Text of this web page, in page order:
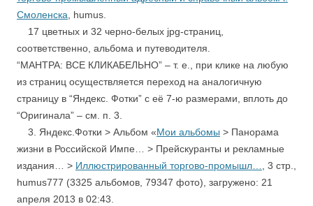
Смоленска , humus.
17 цветных и 32 черно-белых jpg-страниц,
соответственно, альбома и путеводителя.
“МАНТРА: ВСЕ КЛИКАБЕЛЬНО” – т. е., при клике на любую
из страниц осуществляется переход на аналогичную
страницу в “Яндекс. Фотки” с её 7-ю размерами, вплоть до
“Оригинала” – см. п. 3.
3. Яндекс.Фотки > Альбом «Мои альбомы > Панорама
жизни в Российской Импе… > Прейскуранты и рекламные
издания… > Иллюстрированный торгово-промышл…
, 3 стр.,
humus777 (3325 альбомов, 79347 фото), загружено: 21
апреля 2013 в 02:43.